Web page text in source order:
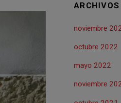
ARCHIVOS
noviembre
octubre 2022
mayo 2022
noviembre